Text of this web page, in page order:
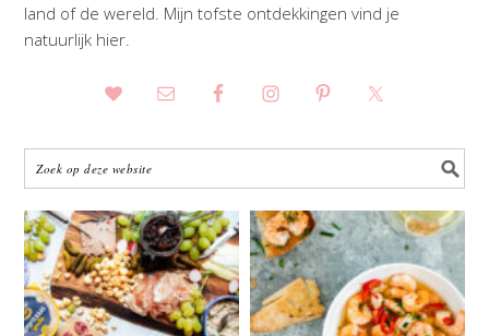
land of de wereld. Mijn tofste ontdekkingen vind je
natuurlijk hier.